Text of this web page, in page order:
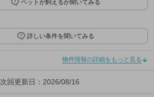
ペットが飼えるか聞いてみる
詳しい条件を聞いてみる
物件情報の詳細をもっと見る
次回更新日：2026/08/16